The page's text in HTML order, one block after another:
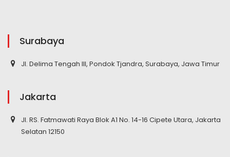
Surabaya
Jl. Delima Tengah III, Pondok Tjandra, Surabaya, Jawa Timur
Jakarta
Jl. RS. Fatmawati Raya Blok A1 No. 14-16 Cipete Utara, Jakarta
Selatan 12150